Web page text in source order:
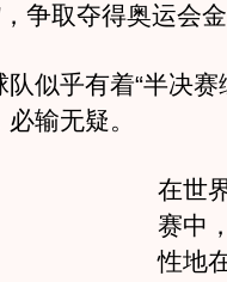
争取夺得奥运会
似乎有着“半决
输无疑。
在世
赛中
性地